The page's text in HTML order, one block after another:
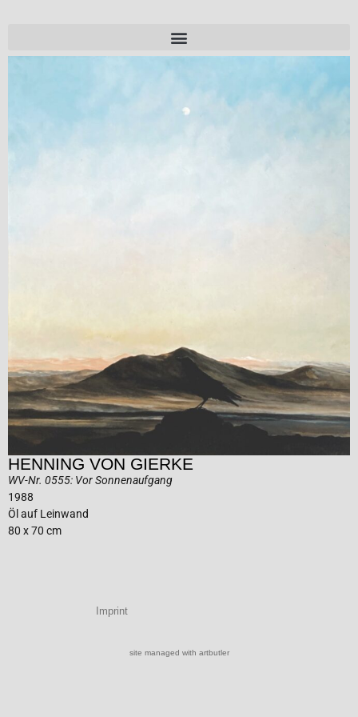
HENNING VON GIERKE
WV-Nr. 0555: Vor Sonnenaufgang
1988
Öl auf Leinwand
80 x 70 cm
Imprint
site managed with artbutler